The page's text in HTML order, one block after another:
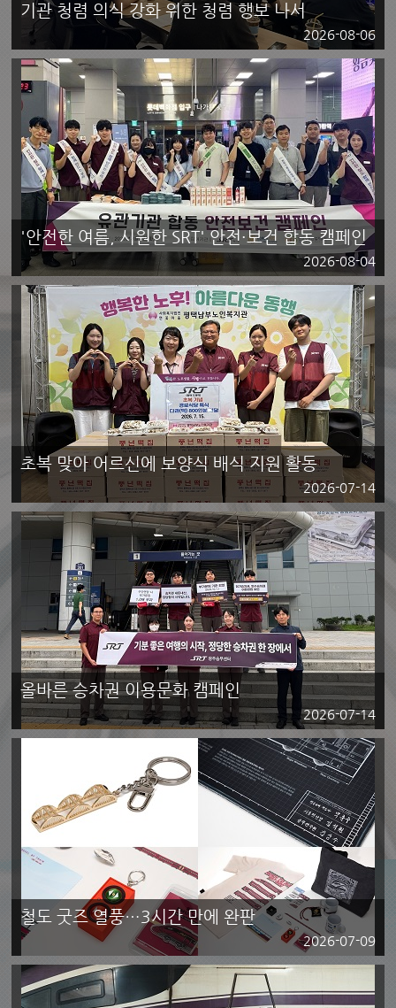
기관 청렴 의식 강화 위한 청렴 행보 나서
2026-08-06
'안전한 여름, 시원한 SRT' 안전·보건 합동 캠페인
2026-08-04
초복 맞아 어르신에 보양식 배식 지원 활동
2026-07-14
올바른 승차권 이용문화 캠페인
2026-07-14
철도 굿즈 열풍…3시간 만에 완판
2026-07-09